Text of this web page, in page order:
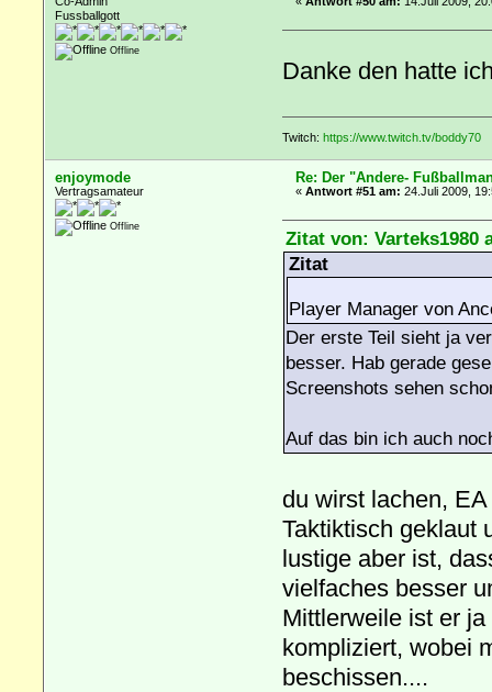
Fussballgott
Offline
Danke den hatte
Twitch: https://www.twitch.tv/boddy70
enjoymode
Vertragsamateur
Offline
Re: Der "Andere-
«Antwort #51 am: 24.Juli 2009,
Zitat von: Varteks1980
Zitat
Player Manager von
Der erste Teil sieht ja
besser. Hab gerade
Screenshots sehen
Auf das bin ich auch
du wirst lachen,
Taktiktisch geklaut
lustige aber ist,
vielfaches besser
Mittlerweile ist er
kompliziert, wobei
beschissen....